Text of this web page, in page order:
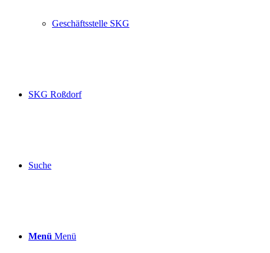
Geschäftsstelle SKG
SKG Roßdorf
Suche
Menü Menü